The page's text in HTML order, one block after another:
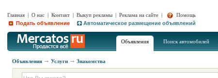
Главная | О нас | Контакт | Выкуп рекламы | Реклама на сайте |
Помощь
Подать объявление
Автоматическое размещение объявлений
Объявления Поиск автомобилей
Объявления Услуги Знакомства